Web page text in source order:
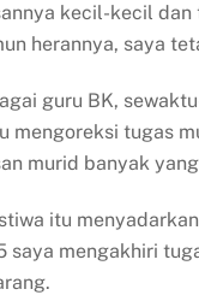
kecil-kecil dan
herannya, saya
guru BK,
mengoreksi tugas
murid banyak
itu
saya mengakhiri